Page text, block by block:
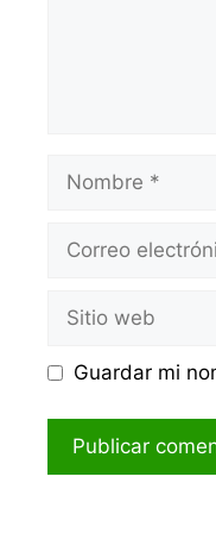
Nombre
Correo
Sitio
web
Guardar mi